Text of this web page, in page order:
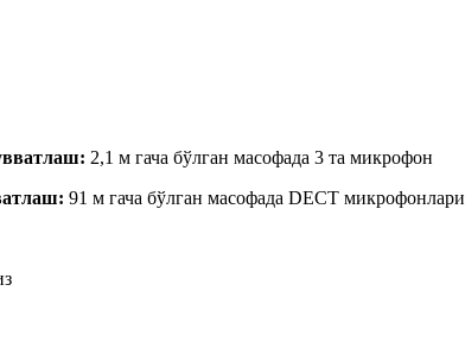
2,1 м гача бўлган масофада 3 та микрофон
91 м гача бўлган масофада DECT микрофонлари